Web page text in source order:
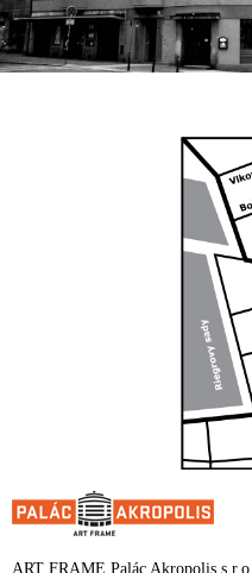
ART FRAME Palác Akropolis s.r.o.